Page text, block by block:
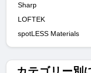
Sharp
LOFTEK
spotLESS Materials